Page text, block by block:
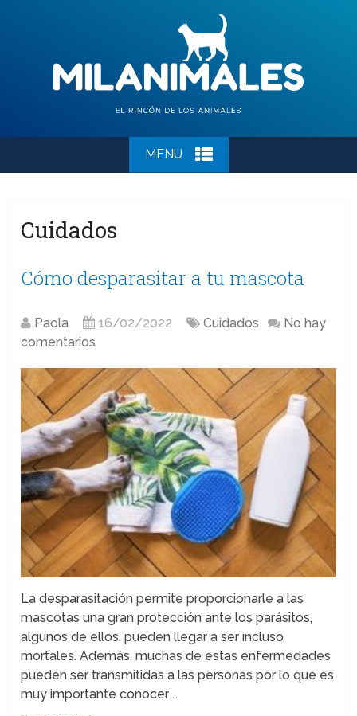
MENU
Cuidados
Cómo desparasitar a tu mascota
Paola 16/02/2022 Cuidados
No hay
comentarios
La desparasitación permite proporcionarle a las
mascotas una gran protección ante los parásitos,
algunos de ellos, pueden llegar a ser incluso
mortales. Además, muchas de estas enfermedades
pueden ser transmitidas a las personas por lo que es
muy importante conocer …